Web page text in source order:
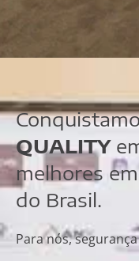
QUALITY
melhores
do Brasil.
Para nós,